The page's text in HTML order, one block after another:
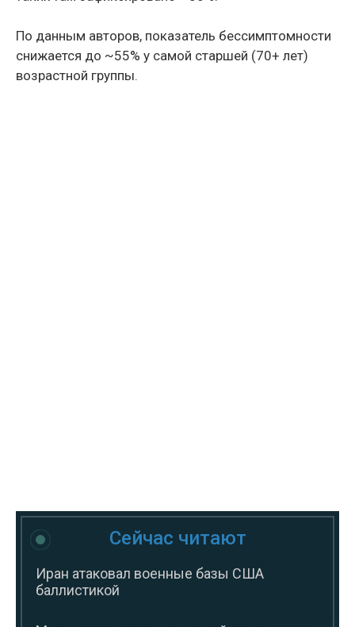
По данным авторов, показатель бессимптомности
снижается до ~55% у самой старшей (70+ лет)
возрастной группы.
Сейчас читают
Иран атаковал военные базы США
баллистикой